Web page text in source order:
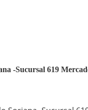
-Sucursal 619